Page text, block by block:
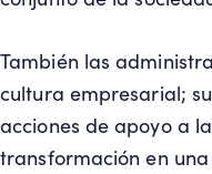
También las
cultura empresarial;
acciones de apoyo a
transformación en